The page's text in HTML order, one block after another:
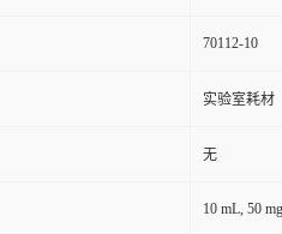
70112-10
实验室耗材
无
10 mL, 50